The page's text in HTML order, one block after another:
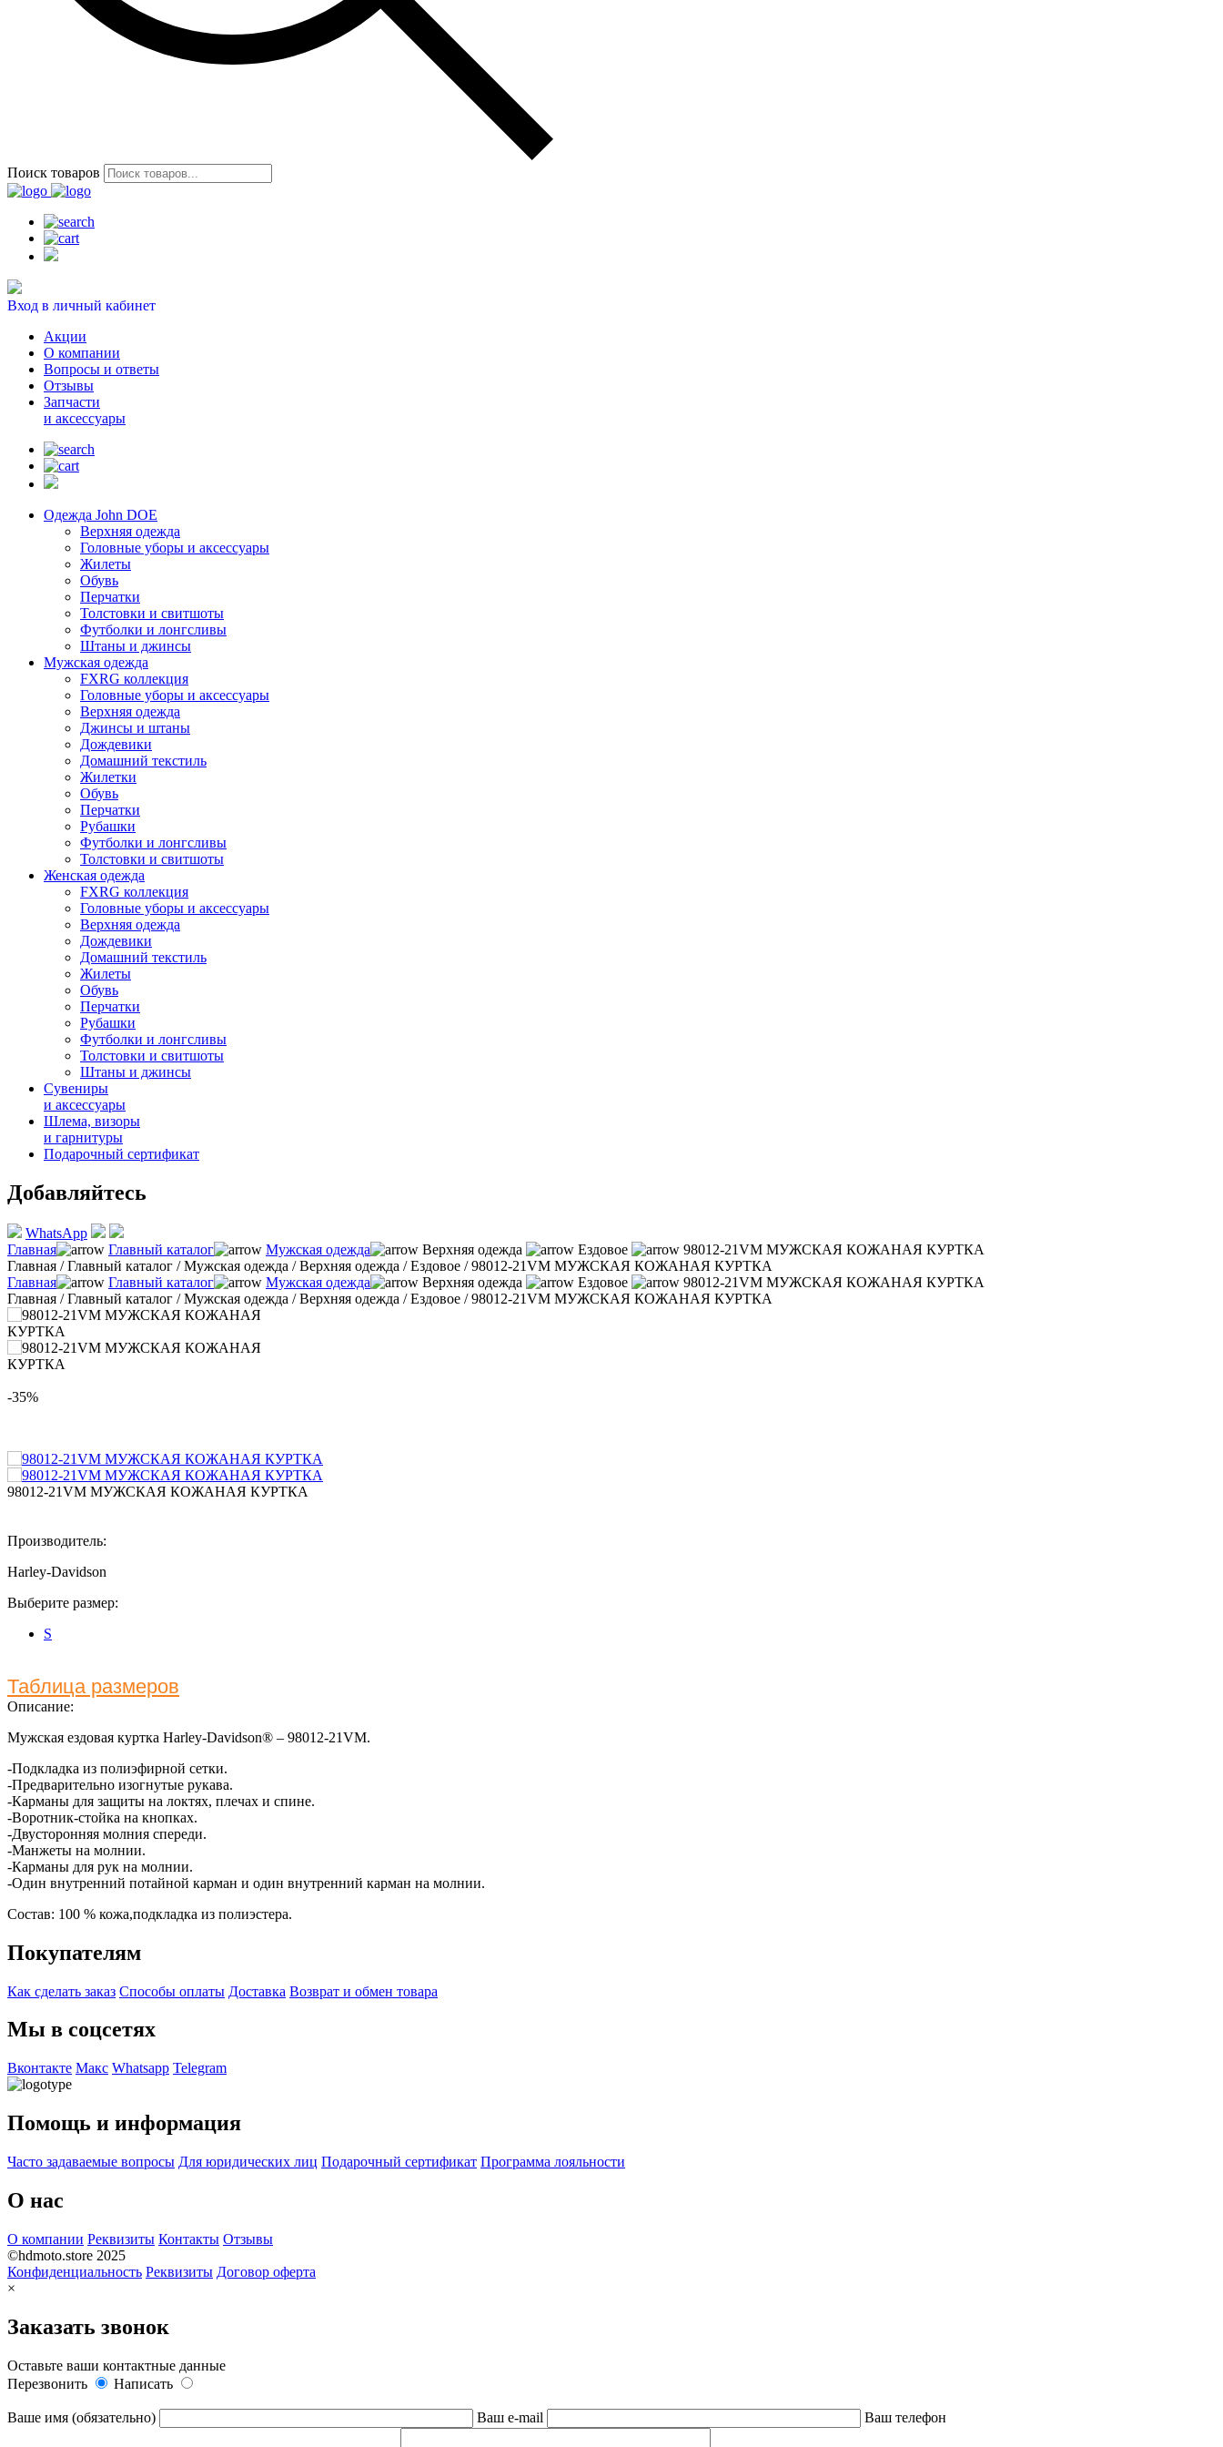
Поиск товаров
Вход в личный кабинет
Акции
О компании
Вопросы и ответы
Отзывы
Запчасти
и аксессуары
Одежда John DOE
Верхняя одежда
Головные уборы и аксессуары
Жилеты
Обувь
Перчатки
Толстовки и свитшоты
Футболки и лонгсливы
Штаны и джинсы
Мужская одежда
FXRG коллекция
Головные уборы и аксессуары
Верхняя одежда
Джинсы и штаны
Дождевики
Домашний текстиль
Жилетки
Обувь
Перчатки
Рубашки
Футболки и лонгсливы
Толстовки и свитшоты
Женская одежда
FXRG коллекция
Головные уборы и аксессуары
Верхняя одежда
Дождевики
Домашний текстиль
Жилеты
Обувь
Перчатки
Рубашки
Футболки и лонгсливы
Толстовки и свитшоты
Штаны и джинсы
Сувениры
и аксессуары
Шлема, визоры
и гарнитуры
Подарочный сертификат
Добавляйтесь
WhatsApp
Главная
Главный каталог Мужская одежда Верхняя одежда Ездовое
98012-21VM МУЖСКАЯ КОЖАНАЯ КУРТКА
Главная /Главный каталог /Мужская одежда /Верхняя одежда /Ездовое /98012-21VM МУЖСКАЯ КОЖАНАЯ КУРТКА
Главная
Главный каталог Мужская одежда Верхняя одежда Ездовое
98012-21VM МУЖСКАЯ КОЖАНАЯ КУРТКА
Главная /Главный каталог /Мужская одежда /Верхняя одежда /Ездовое /98012-21VM МУЖСКАЯ КОЖАНАЯ КУРТКА
-35%
98012-21VM МУЖСКАЯ КОЖАНАЯ КУРТКА
Производитель:
Harley-Davidson
Выберите размер:
S
Таблица размеров
Описание:
Мужская ездовая куртка Harley-Davidson® – 98012-21VM.
-Подкладка из полиэфирной сетки.
-Предварительно изогнутые рукава.
-Карманы для защиты на локтях, плечах и спине.
-Воротник-стойка на кнопках.
-Двусторонняя молния спереди.
-Манжеты на молнии.
-Карманы для рук на молнии.
-Один внутренний потайной карман и один внутренний карман на молнии.
Состав: 100 % кожа,подкладка из полиэстера.
Покупателям
Как сделать заказ Способы оплаты Доставка Возврат и обмен товара
Мы в соцсетях
Вконтакте Макс Whatsapp Telegram
Помощь и информация
Часто задаваемые вопросы Для юридических лиц Подарочный сертификат Программа лояльности
О нас
О компании Реквизиты Контакты Отзывы
©hdmoto.store 2025
Конфиденциальность Реквизиты Договор оферта
×
Заказать звонок
Оставьте ваши контактные данные
Перезвонить
Написать
Ваше имя (обязательно) Ваш e-mail Ваш телефон